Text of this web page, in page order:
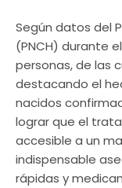
Según datos del
(PNCH) durante
personas, de las
destacando el
nacidos
lograr que el
accesible a un
indispensable
rápidas y